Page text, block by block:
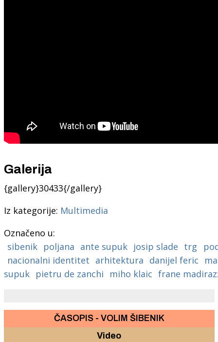
Galerija
{gallery}30433{/gallery}
Iz kategorije: Multimedia
Označeno u:
sibenik poljana ante supuk josip slade trg
nacionalni identitet arhitektura danijel feric
supuk
pietru de zanchi miho klaic frane
ČASOPIS - VOLIM ŠIBENIK
Video